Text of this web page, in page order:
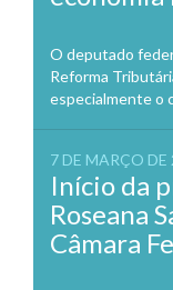
O deputado
Reforma
especialmente o
7 DE MARÇO DE
Início da
Roseana
Câmara